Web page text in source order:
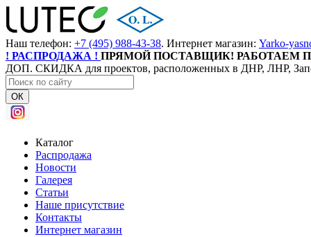
Наш телефон: +7 (495) 988-43-38. Интернет магазин: Yarko-
! РАСПРОДАЖА ! ПРЯМОЙ ПОСТАВЩИК! РАБОТАЕМ
ДОП. СКИДКА для проектов, расположенных в ДНР, ЛНР,
ОК
Каталог
Распродажа
Новости
Галерея
Статьи
Наше присутствие
Контакты
Интернет магазин